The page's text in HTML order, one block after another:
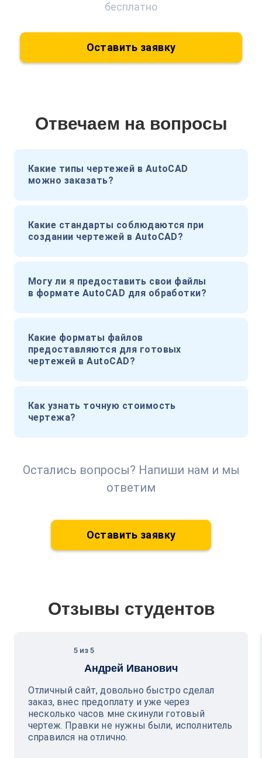
бесплатно
Оставить заявку
Отвечаем на вопросы
Какие типы чертежей в AutoCAD
можно заказать?
Какие стандарты соблюдаются при
создании чертежей в AutoCAD?
Могу ли я предоставить свои файлы
в формате AutoCAD для обработки?
Какие форматы файлов
предоставляются для готовых
чертежей в AutoCAD?
Как узнать точную стоимость
чертежа?
Остались вопросы? Напиши нам и мы
ответим
Оставить заявку
Отзывы студентов
5 из 5
Андрей Иванович
Отличный сайт, довольно быстро сделал
заказ, внес предоплату и уже через
несколько часов мне скинули готовый
чертеж. Правки не нужны были, исполнитель
справился на отлично.